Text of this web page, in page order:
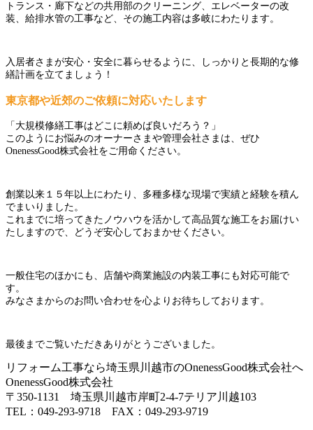
トランス・廊下などの共用部のクリーニング、エレベーターの改
装、給排水管の工事など、その施工内容は多岐にわたります。
入居者さまが安心・安全に暮らせるように、しっかりと長期的な修
繕計画を立てましょう！
東京都や近郊のご依頼に対応いたします
「大規模修繕工事はどこに頼めば良いだろう？」
このようにお悩みのオーナーさまや管理会社さまは、ぜひ
OnenessGood株式会社をご用命ください。
創業以来１５年以上にわたり、多種多様な現場で実績と経験を積ん
でまいりました。
これまでに培ってきたノウハウを活かして高品質な施工をお届けい
たしますので、どうぞ安心しておまかせください。
一般住宅のほかにも、店舗や商業施設の内装工事にも対応可能で
す。
みなさまからのお問い合わせを心よりお待ちしております。
最後までご覧いただきありがとうございました。
リフォーム工事なら埼玉県川越市のOnenessGood株式会社へ
OnenessGood株式会社
〒350-1131 埼玉県川越市岸町2-4-7テリア川越103
TEL：049-293-9718 FAX：049-293-9719